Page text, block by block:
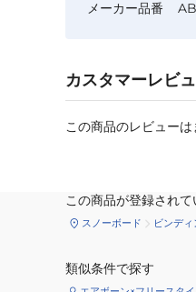
メーカー品番
カスタマーレビ
この商品のレビューは
この商品が登録されて
スノーボード ビンデ
類似条件で探す